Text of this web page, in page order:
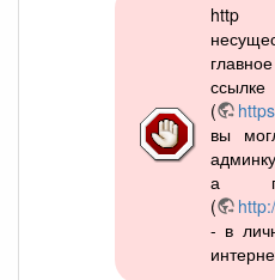
http
ссылке
(
вы
а
(
- в